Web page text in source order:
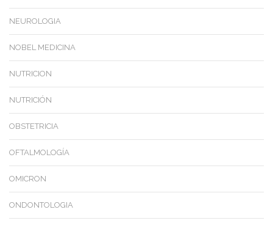
NEUROLOGIA
NOBEL MEDICINA
NUTRICION
NUTRICIÓN
OBSTETRICIA
OFTALMOLOGÍA
OMICRON
ONDONTOLOGIA